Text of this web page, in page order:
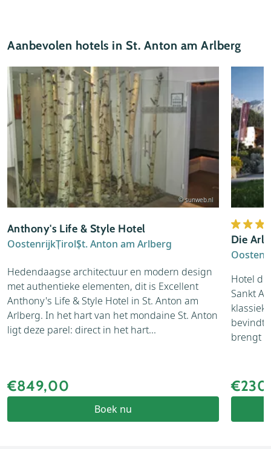
Aanbevolen hotels in St. Anton am Arlberg
© sunweb.nl
Anthony's Life & Style Hotel
OostenrijkTirolSt. Anton am Arlberg
Hedendaagse architectuur en modern design
met authentieke elementen, dit is Excellent
Anthony's Life & Style Hotel in St. Anton am
Arlberg. In het hart van het mondaine St. Anton
ligt deze parel: direct in het hart...
€849,00
Boek nu
Die
Hotel
Sankt
klassiek
bevindt
brengt